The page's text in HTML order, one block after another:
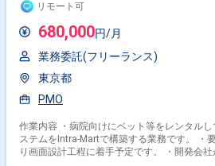
リモート可
680,000円/月
業務委託(フリーランス)
東京都
PMO
作業内容 ・病院向けにベット等をレンタル
ステムをIntra-Martで構築する業務です。 ・
り画面設計工程に着手予定です。 ・開発会